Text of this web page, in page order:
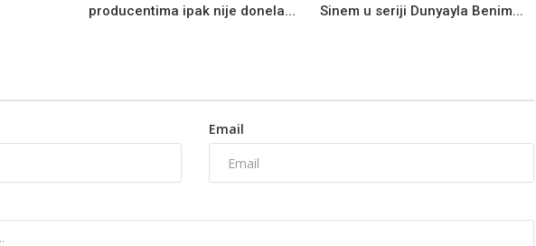
producentima ipak nije donela...
Sinem u seriji Dunyayla Benim...
Email
mađarski gulas - recept
Novosti
Birce Akalay o seriji Kus Ucusu / Let ptica